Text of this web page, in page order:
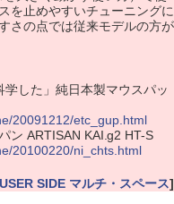
を止めやすいチューニングに
さの点では従来モデルの方が
学した」純日本製マウスパッ
20091212/etc_gup.html
ン ARTISAN KAI.g2 HT-S
20100220/ni_chts.html
USER SIDE マルチ・スペース]